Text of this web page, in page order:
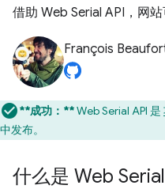
借助 Web Serial API，网
François
**成功：**Web Serial API 是
中发布。
什么是 Web